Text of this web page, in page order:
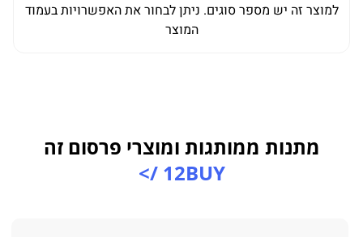
למוצר זה יש מספר סוגים. ניתן לבחור את האפשרויות בעמוד
המוצר
מתנות ממותגות ומוצרי פרסום זה
12BUY />